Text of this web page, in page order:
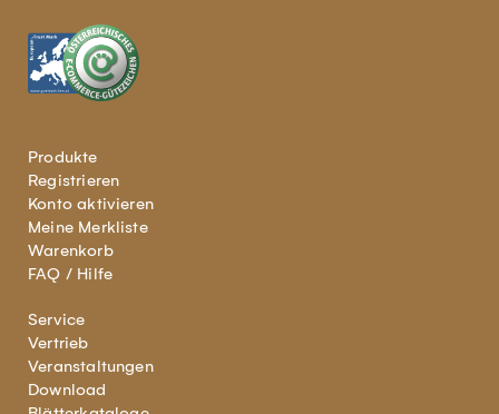
Produkte
Registrieren
Konto aktivieren
Meine Merkliste
Warenkorb
FAQ / Hilfe
Service
Vertrieb
Veranstaltungen
Download